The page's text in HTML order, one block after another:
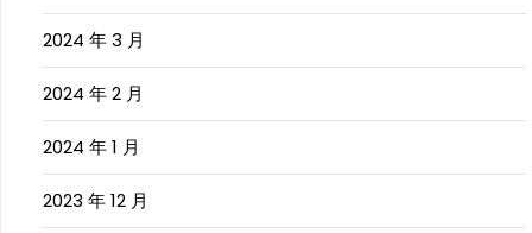
2024 年 3 月
2024 年 2 月
2024 年 1 月
2023 年 12 月